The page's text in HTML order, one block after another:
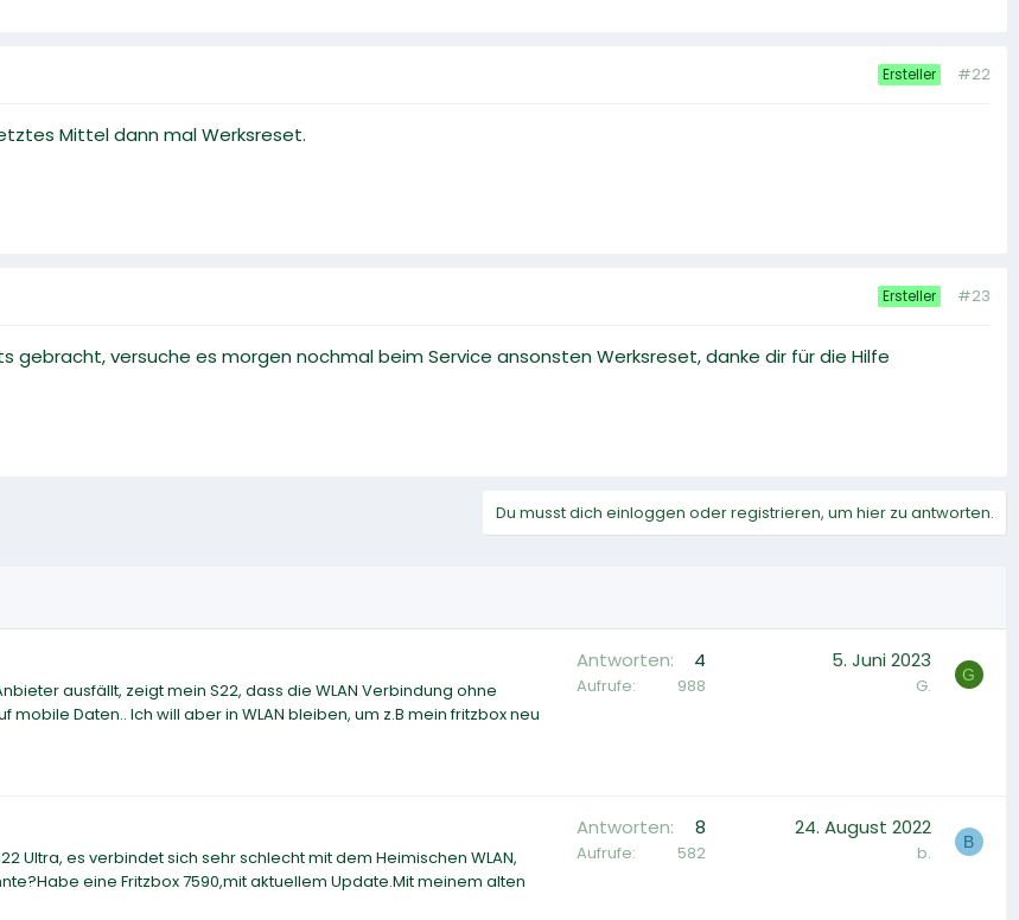
Ersteller #22
Mittel dann mal Werksreset.
Ersteller #23
gebracht, versuche es morgen nochmal beim Service ansonsten Werksreset, danke dir für die Hilfe
Du musst dich einloggen oder registrieren, um hier zu antworten.
ausfällt, zeigt mein S22, dass die WLAN Verbindung ohne
Daten.. Ich will aber in WLAN bleiben, um z.B mein fritzbox neu
Antworten 4
Aufrufe 988
5. Juni 2023
G. G
Ultra, es verbindet sich sehr schlecht mit dem Heimischen WLAN,
eine Fritzbox 7590,mit aktuellem Update.Mit meinem alten
Antworten 8
Aufrufe 582
24. August 2022
b. B